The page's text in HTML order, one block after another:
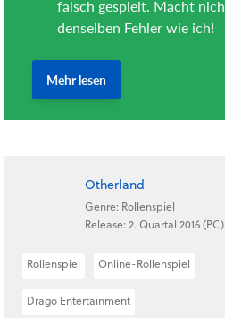
Otherland
Genre: Rollenspiel
Release: 2. Quartal 2016 (PC)
Rollenspiel Online-Rollenspiel
Drago Entertainment